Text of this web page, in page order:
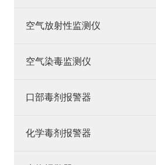
空气放射性监测仪
空气染毒监测仪
口部毒剂报警器
化学毒剂报警器